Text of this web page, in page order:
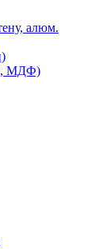
алюм.
МДФ)